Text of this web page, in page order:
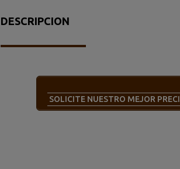
DESCRIPCION
SOLICITE NUESTRO MEJOR